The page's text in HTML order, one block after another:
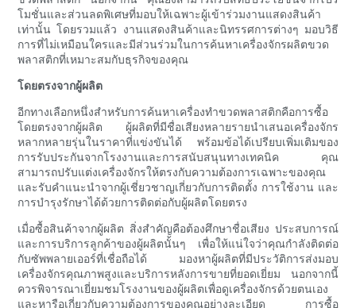
โมชั่นและส่วนลดพิเศษที่มอบให้เฉพาะผู้เข้าร่วมงานแสดงสินค้า
เท่านั้น โดยรวมแล้ว งานแสดงสินค้าและนิทรรศการต่างๆ มอบวิธี
การที่ไม่เหมือนใครและมีส่วนร่วมในการค้นหาเครื่องจักรผลิตขวด
พลาสติกที่เหมาะสมกับธุรกิจของคุณ
โดยตรงจากผู้ผลิต
อีกทางเลือกหนึ่งสำหรับการค้นหาเครื่องทำขวดพลาสติกคือการซื้อ
โดยตรงจากผู้ผลิต ผู้ผลิตที่มีชื่อเสียงหลายรายนำเสนอเครื่องจักร
หลากหลายรุ่นในราคาที่แข่งขันได้ พร้อมข้อได้เปรียบเพิ่มเติมของ
การรับประกันจากโรงงานและการสนับสนุนทางเทคนิค คุณ
สามารถปรับแต่งเครื่องจักรให้ตรงกับความต้องการเฉพาะของคุณ
และรับคำแนะนำจากผู้เชี่ยวชาญเกี่ยวกับการติดตั้ง การใช้งาน และ
การบำรุงรักษาได้ด้วยการติดต่อกับผู้ผลิตโดยตรง
เมื่อซื้อสินค้าจากผู้ผลิต สิ่งสำคัญคือต้องศึกษาชื่อเสียง ประสบการณ์
และการบริการลูกค้าของผู้ผลิตนั้นๆ เพื่อให้แน่ใจว่าคุณกำลังติดต่อ
กับซัพพลายเออร์ที่เชื่อถือได้ มองหาผู้ผลิตที่มีประวัติการส่งมอบ
เครื่องจักรคุณภาพสูงและบริการหลังการขายที่ยอดเยี่ยม นอกจากนี้
ควรพิจารณาเยี่ยมชมโรงงานของผู้ผลิตเพื่อดูเครื่องจักรด้วยตนเอง
และหารือเกี่ยวกับความต้องการของคุณอย่างละเอียด การซื้อ